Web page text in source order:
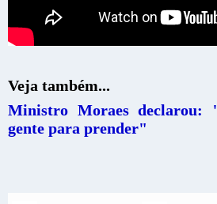
Veja também...
Ministro Moraes declarou:
gente para prender"